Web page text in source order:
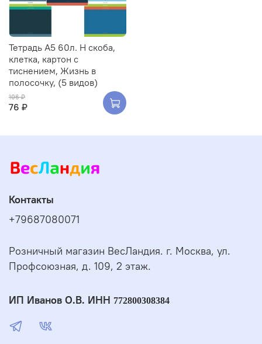
Тетрадь А5 60л. H скоба,
клетка, картон с
тиснением, Жизнь в
полосочку, (5 видов)
106 ₽
76 ₽
Контакты
+79687080071
Розничный магазин ВесЛандия. г. Москва, ул.
Профсоюзная, д. 109, 2 этаж.
ИП Иванов О.В. ИНН 772800308384